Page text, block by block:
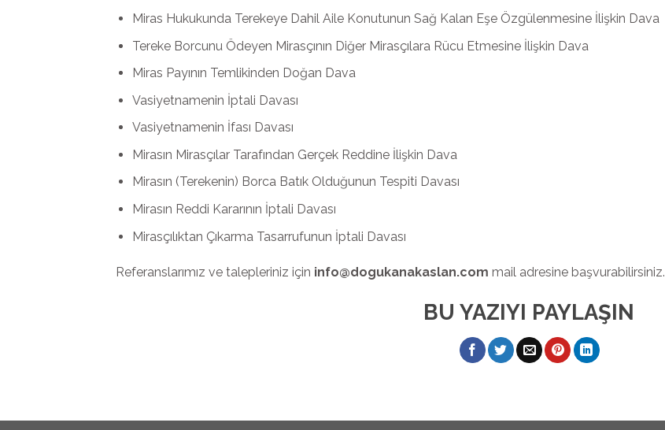
Miras Hukukunda Terekeye Dahil Aile Konutunun Sağ Kalan Eşe Özgülenmesine İlişkin Dava
Tereke Borcunu Ödeyen Mirasçının Diğer Mirasçılara Rücu Etmesine İlişkin Dava
Miras Payının Temlikinden Doğan Dava
Vasiyetnamenin İptali Davası
Vasiyetnamenin İfası Davası
Mirasın Mirasçılar Tarafından Gerçek Reddine İlişkin Dava
Mirasın (Terekenin) Borca Batık Olduğunun Tespiti Davası
Mirasın Reddi Kararının İptali Davası
Mirasçılıktan Çıkarma Tasarrufunun İptali Davası
Referanslarımız ve talepleriniz için info@dogukanakaslan.com mail adresine başvurabilirsiniz.
BU YAZIYI PAYLAŞIN